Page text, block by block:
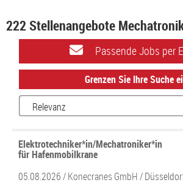
222 Stellenangebote
Passende Jobs per
Grenzen Sie Ihre Suche
Elektrotechniker*in/Mechatroniker*in
für Hafenmobilkrane
05.08.2026 /Konecranes GmbH/